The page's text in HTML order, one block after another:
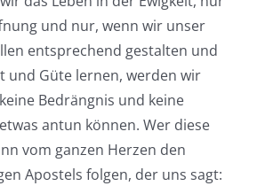
und nur, wenn wir unser
entsprechend gestalten und
und Güte lernen, werden wir
Bedrängnis und keine
antun können. Wer diese
vom ganzen Herzen den
Apostels folgen, der uns sagt: